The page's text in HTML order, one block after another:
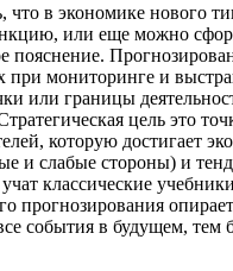
что в экономике нового
или еще можно
пояснение.
мониторинге и
или границы
цель это
которую достигает
и слабые стороны) и
классические
прогнозирования
события в будущем, тем